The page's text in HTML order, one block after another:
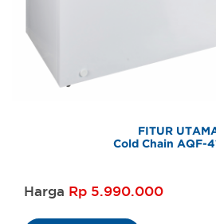
FITUR
Cold Chain AQF-
Harga Rp 5.990.000